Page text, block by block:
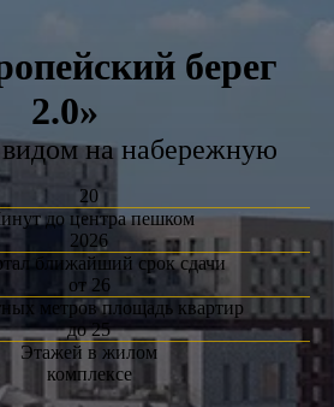
берег
2.0»
на набережную
20
до центра пешком
2026
ближайший срок сдачи
от 26
метров площадь квартир
до 25
Этажей в жилом
комплексе